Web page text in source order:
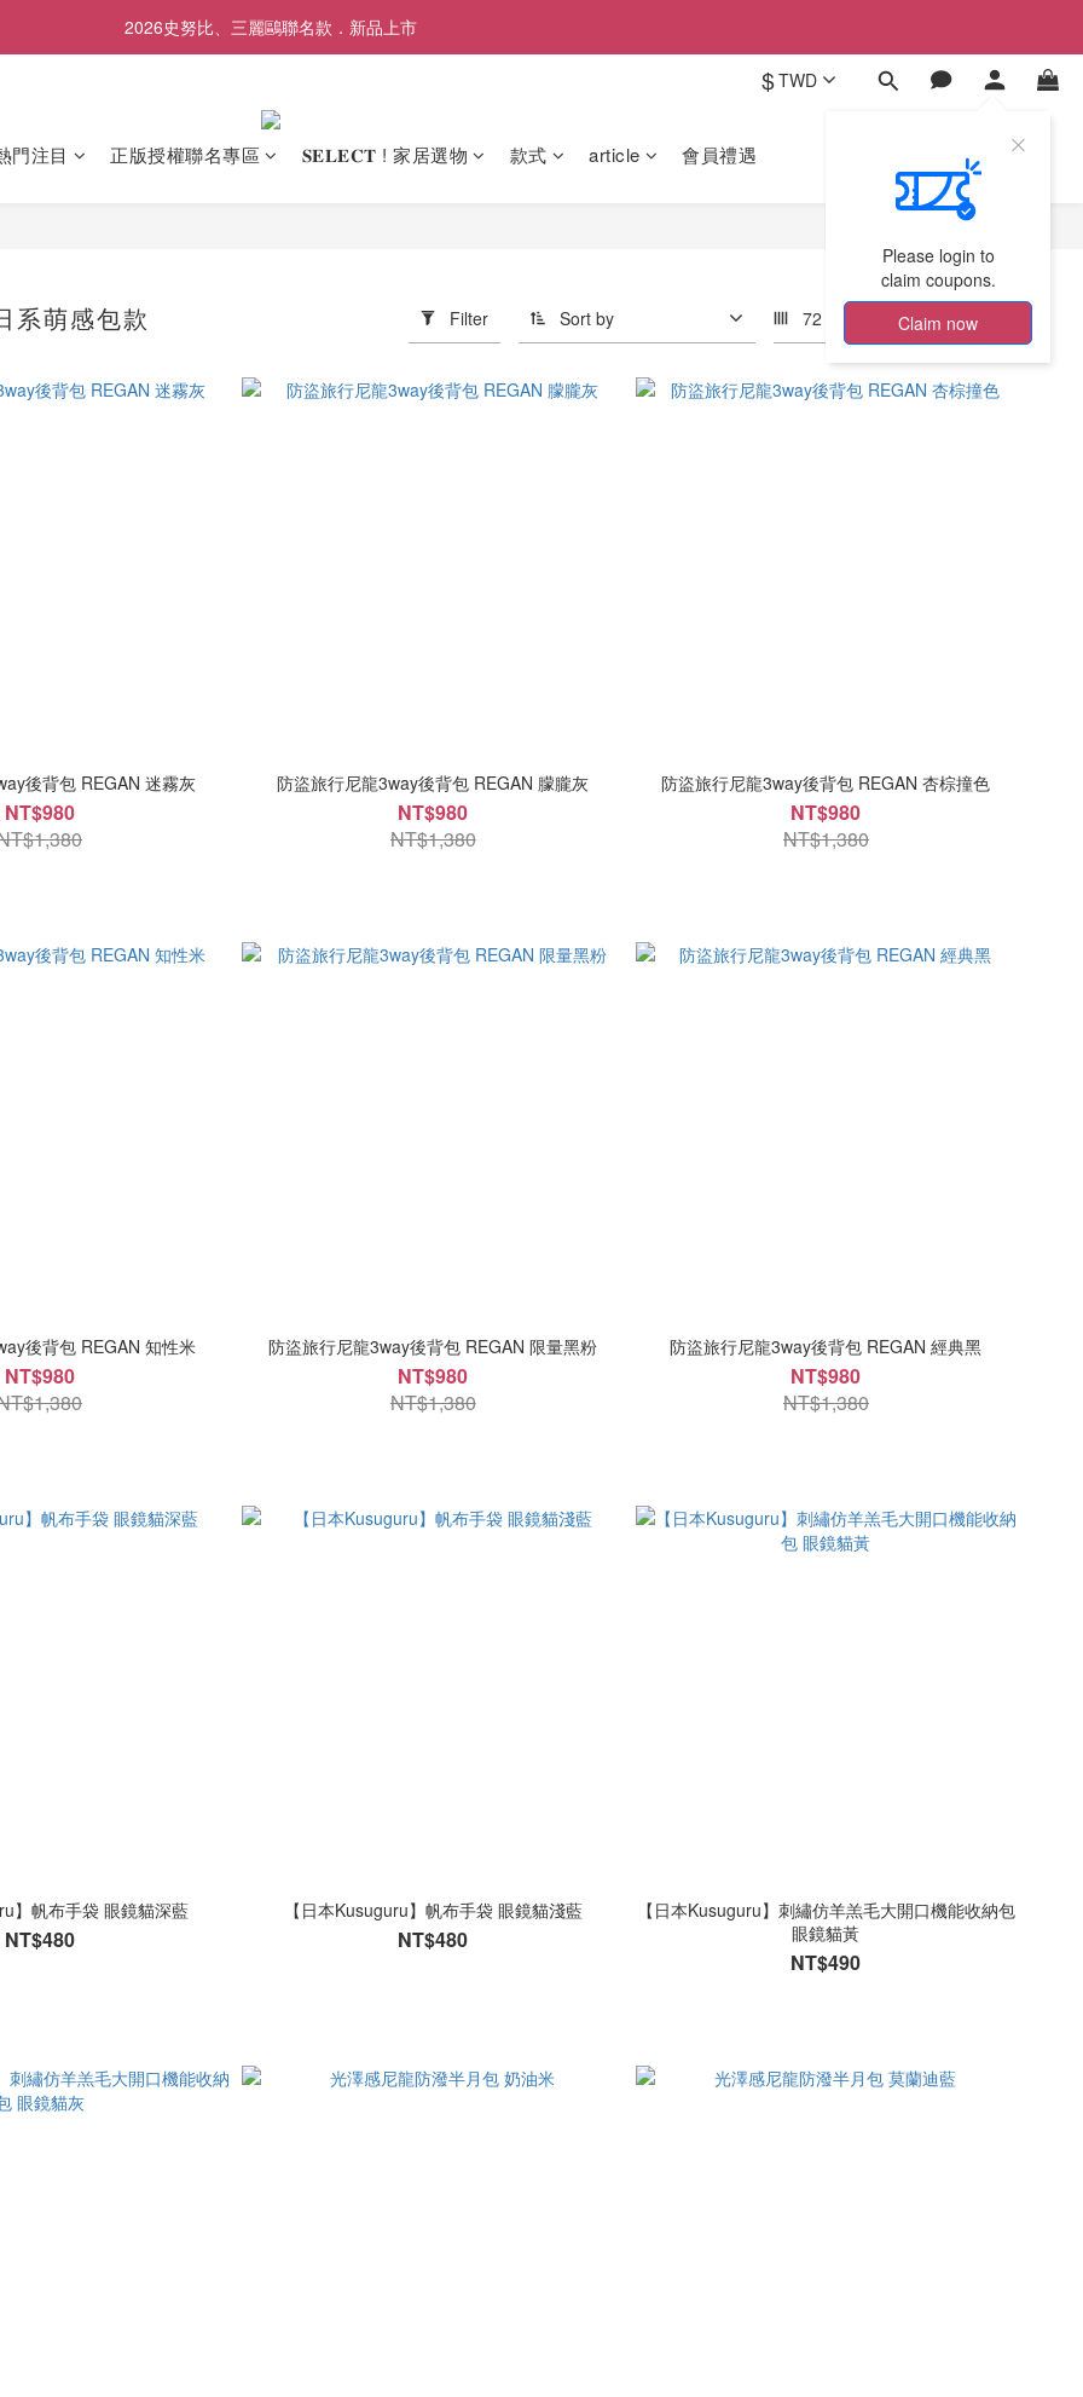
✨前往LINE加入好友領取專屬$50優惠券✨
2026史努比、三麗鷗聯名款．新品上市
$TWD
Please login to
claim coupons.
Claim now
門注目 正版授權聯名專區 𝐒𝐄𝐋𝐄𝐂𝐓 ! 家居選物 款式 article 會員禮遇
萌感包款 Filter Sort by 72 Items per page
後背包 REGAN 迷霧灰
NT$980
防盜旅行尼龍3way後背包 REGAN 朦朧灰
NT$980
NT$1,380
防盜旅行尼龍3way後背包 REGAN 杏棕撞色
NT$980
NT$1,380
後背包 REGAN 知性米
NT$980
防盜旅行尼龍3way後背包 REGAN 限量黑粉
NT$980
NT$1,380
防盜旅行尼龍3way後背包 REGAN 經典黑
NT$980
NT$1,380
】帆布手袋 眼鏡貓深藍
NT$480
【日本Kusuguru】帆布手袋 眼鏡貓淺藍
NT$480
【日本Kusuguru】刺繡仿羊羔毛大開口機能收納包
眼鏡貓黃
NT$490